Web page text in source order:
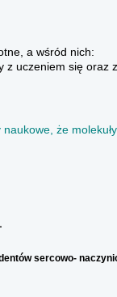
a wśród nich:
uczeniem się oraz
że
sercowo-